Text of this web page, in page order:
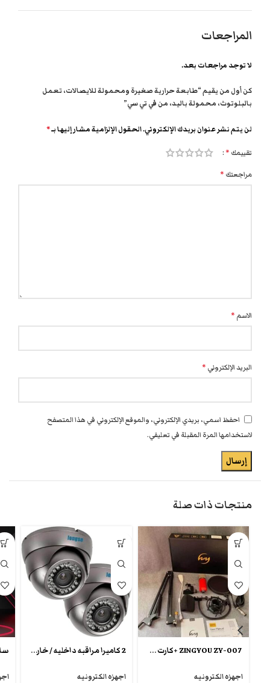
المراجعات
لا توجد مراجعات بعد.
كن أول من يقيم “طابعة حرارية صغيرة ومحمولة للايصالات، تعمل
بالبلوتوث، محمولة باليد، من في تي سي”
لن يتم نشر عنوان بريدك الإلكتروني.الحقول الإلزامية مشار إليها بـ*
تقييمك *
مراجعتك *
الاسم *
البريد الإلكتروني *
احفظ اسمي، بريدي الإلكتروني، والموقع الإلكتروني في هذا المتصفح
لاستخدامها المرة المقبلة في تعليقي.
منتجات ذات صلة
ZINGYOU ZY-007 +كارت صوت v8
اجهزه الكترونيه
2 كاميرا مراقبه داخليه / خارجيه رؤيه ليليه واضحه 2 ميجا بيكسل
اجهزه الكترونيه